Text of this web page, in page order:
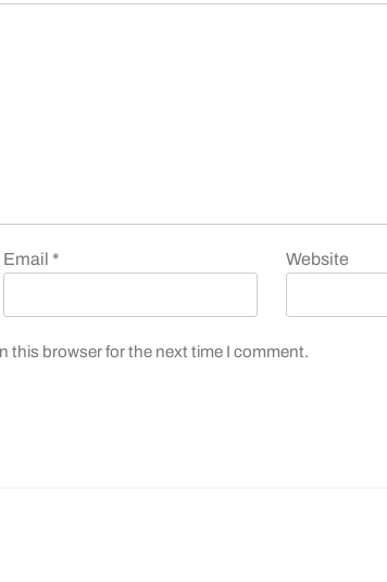
Email * Website
this browser for the next time I comment.